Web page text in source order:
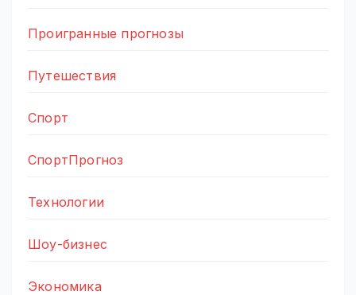
Проигранные прогнозы
Путешествия
Спорт
СпортПрогноз
Технологии
Шоу-бизнес
Экономика